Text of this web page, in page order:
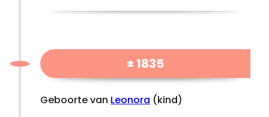
± 1835
Geboorte van Leonora (kind)